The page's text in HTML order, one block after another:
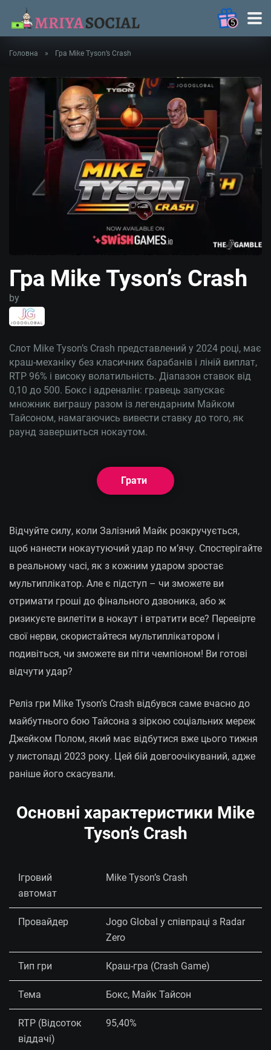
5
— 120FS у
Fortune Fish
Frenzy: Bonus
Combo
Грати
MRIYA2025
— 77FS у Big
Catch Bonanza:
Perfect Haul
Грати
MRIYAON
— 25FS у Sun of
MRIYA2025
MRIYA2025
— 77FS у Big
Catch Bonanza:
Perfect Haul
Грати
Головна » Гра Mike Tyson’s Crash
Гра Mike Tyson’s Crash
by
Слот Mike Tyson’s Crash представлений у 2024 році, має
краш-механіку без класичних барабанів і ліній виплат,
RTP 96% і високу волатильність. Діапазон ставок від
0,10 до 500. Бокс і адреналін: гравець запускає
множник виграшу разом із легендарним Майком
Тайсоном, намагаючись вивести ставку до того, як
раунд завершиться нокаутом.
Грати
Відчуйте силу, коли Залізний Майк розкручується,
щоб нанести нокаутуючий удар по м’ячу. Спостерігайте
в реальному часі, як з кожним ударом зростає
мультиплікатор. Але є підступ – чи зможете ви
отримати гроші до фінального дзвоника, або ж
ризикуєте вилетіти в нокаут і втратити все? Перевірте
свої нерви, скористайтеся мультиплікатором і
подивіться, чи зможете ви піти чемпіоном! Ви готові
відчути удар?
Реліз гри Mike Tyson’s Crash відбувся саме вчасно до
майбутнього бою Тайсона з зіркою соціальних мереж
Джейком Полом, який має відбутися вже цього тижня
у листопаді 2023 року. Цей бій довгоочікуваний, адже
раніше його скасували.
Основні характеристики Mike
Tyson’s Crash
Ігровий
автомат
Mike Tyson’s Crash
Провайдер
Jogo Global у співпраці з Radar
Zero
Тип гри Краш-гра (Crash Game)
Тема Бокс, Майк Тайсон
RTP (Відсоток
віддачі)
95,40%